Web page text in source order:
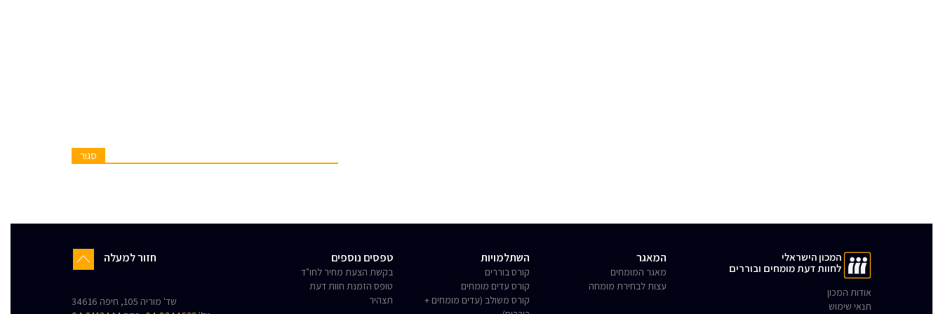
סגור
המכון הישראלי
לחוות דעת מומחים ובוררים
אודות המכון
תנאי שימוש
המאגר
מאגר המומחים
עצות לבחירת מומחה
השתלמויות
קורס בוררים
קורס עדים מומחים
קורס משולב (עדים מומחים +
טפסים נוספים
בקשת הצעת מחיר לחו"ד
טופס הזמנת חוות דעת
תצהיר
חזור למעלה
שד' מוריה 105, חיפה 34616